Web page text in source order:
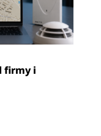
firmy i